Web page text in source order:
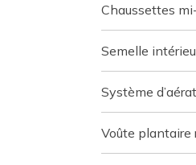
Chaussettes
Semelle
Système
Voûte plantaire